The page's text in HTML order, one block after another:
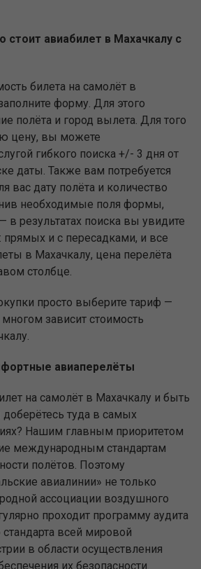
стоит авиабилет в Махачкалу с
билета на самолёт в
форму. Для этого
полёта и город вылета. Для того
цену, вы можете
гибкого поиска +/- 3 дня от
даты. Также вам потребуется
вас дату полёта и количество
необходимые поля формы,
в результатах поиска вы увидите
прямых и с пересадками, и все
в Махачкалу, цена перелёта
столбце.
просто выберите тариф —
зависит стоимость
авиаперелёты
на самолёт в Махачкалу и быть
туда в самых
Нашим главным приоритетом
международным стандартам
полётов. Поэтому
авиалинии» не только
ассоциации воздушного
проходит программу аудита
всей мировой
в области осуществления
их безопасности.